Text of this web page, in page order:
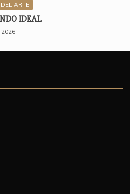
ARTE
IDEAL
2026